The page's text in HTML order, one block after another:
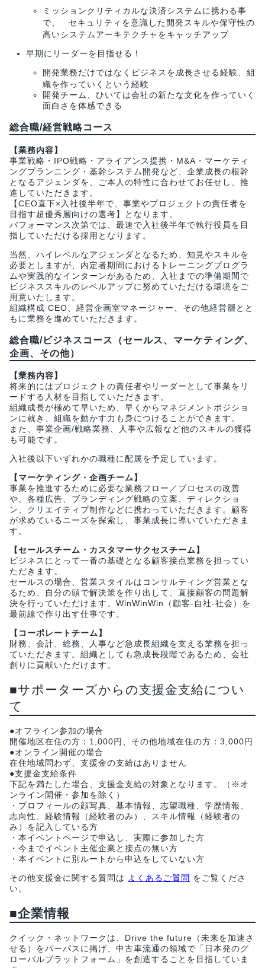
ミッションクリティカルな決済システムに携わる事
で、 セキュリティを意識した開発スキルや保守性の
高いシステムアーキテクチャをキャッチアップ
早期にリーダーを目指せる！
開発業務だけではなくビジネスを成長させる経験、組
織を作っていくという経験
開発チーム、ひいては会社の新たな文化を作っていく
面白さを体感できる
総合職/経営戦略コース
【業務内容】
事業戦略・IPO戦略・アライアンス提携・M&A・マーケティ
ングプランニング・基幹システム開発など、企業成長の根幹
となるアジェンダを、ご本人の特性に合わせてお任せし、推
進していただきます。
【CEO直下×入社後半年で、事業やプロジェクトの責任者を
目指す超優秀層向けの選考】となります。
パフォーマンス次第では、最速で入社後半年で執行役員を目
指していただける採用となります。
当然、ハイレベルなアジェンダとなるため、知見やスキルを
必要としますが、内定者期間におけるトレーニングプログラ
ムや実践的なインターンがあるため、入社までの準備期間で
ビジネススキルのレベルアップに努めていただける環境をご
用意いたします。
組織構成 CEO、経営企画室マネージャー、その他経営層とと
もに業務を進めていただきます。
総合職/ビジネスコース（セールス、マーケティング、
企画、その他）
【業務内容】
将来的にはプロジェクトの責任者やリーダーとして事業をリ
ードする人材を目指していただきます。
組織成長が極めて早いため、早くからマネジメントポジショ
ンに就き、組織を動かす力も身につけることができます。
また、事業企画/戦略業務、人事や広報など他のスキルの獲得
も可能です。
入社後以下いずれかの職種に配属を予定しています。
【マーケティング・企画チーム】
事業を推進するために必要な業務フロー／プロセスの改善
や、各種広告、ブランディング戦略の立案、ディレクショ
ン、クリエイティブ制作などに携わっていただきます。顧客
が求めているニーズを探索し、事業成長に導いていただきま
す。
【セールスチーム・カスタマーサクセスチーム】
ビジネスにとって一番の基礎となる顧客接点業務を担ってい
ただきます。
セールスの場合、営業スタイルはコンサルティング営業とな
るため、自分の頭で解決策を作り出して、直接顧客の問題解
決を行っていただけます。WinWinWin（顧客-自社-社会）を
最前線で作り出す仕事です。
【コーポレートチーム】
財務、会計、総務、人事など急成長組織を支える業務を担っ
ていただきます。組織としても急成長段階であるため、会社
創りに貢献いただけます。
■サポーターズからの支援金支給につい
て
●オフライン参加の場合
開催地区在住の方：1,000円、その他地域在住の方：3,000円
●オンライン開催の場合
在住地域問わず、支援金の支給はありません
●支援金支給条件
下記を満たした場合、支援金支給の対象となります。（※オ
ンライン開催・参加を除く）
・プロフィールの顔写真、基本情報、志望職種、学歴情報、
志向性、経験情報（経験者のみ）、スキル情報（経験者の
み）を記入している方
・本イベントページで申込し、実際に参加した方
・今までイベント主催企業と接点の無い方
・本イベントに別ルートから申込をしていない方
その他支援金に関する質問は よくあるご質問 をご覧くださ
い。
■企業情報
クイック・ネットワークは、Drive the future（未来を加速さ
せる）をパーパスに掲げ、中古車流通の領域で「日本発のグ
ローバルプラットフォーム」を創造することを目指していま